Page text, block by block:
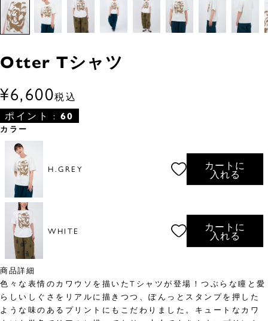
Otter Tシャツ
¥6,600税込
ポイント : 60
カラー
H.GREY
カートに
入れる
WHITE
カートに
入れる
商品詳細
色々な表情のカワウソを描いたTシャツが登場！つぶらな瞳と愛
らしいしぐさをリアルに描きつつ、ぽんっとスタンプを押した
ような味のあるプリントにもこだわりました。キュートなカワ